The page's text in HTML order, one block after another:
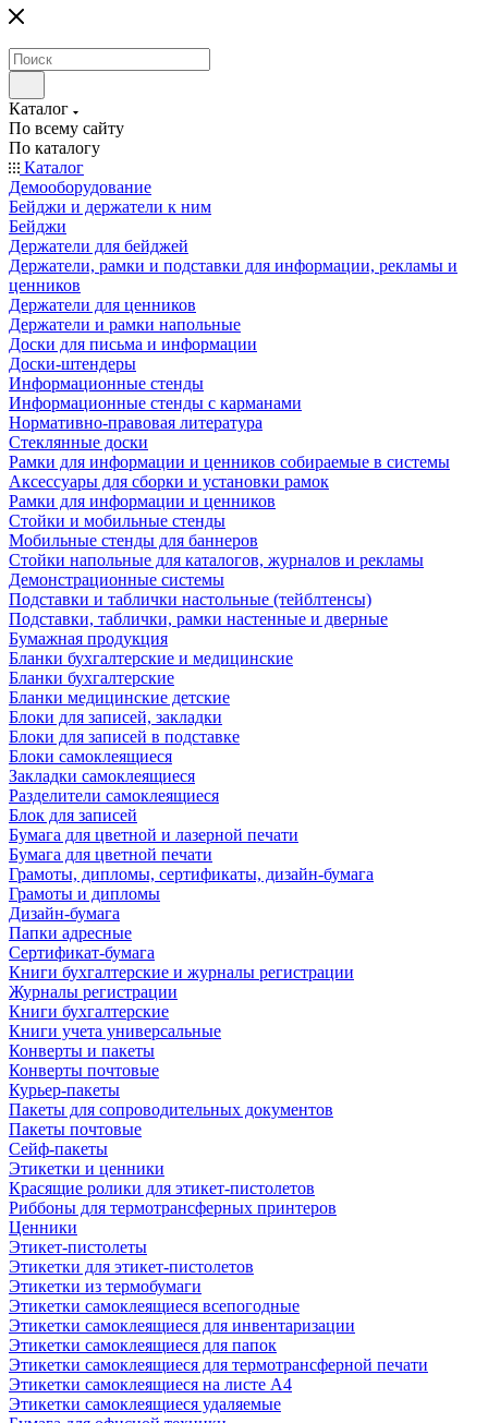
Каталог
По всему сайту
По каталогу
Каталог
Демооборудование
Бейджи и держатели к ним
Бейджи
Держатели для бейджей
Держатели, рамки и подставки для информации, рекламы и
ценников
Держатели для ценников
Держатели и рамки напольные
Доски для письма и информации
Доски-штендеры
Информационные стенды
Информационные стенды с карманами
Нормативно-правовая литература
Стеклянные доски
Рамки для информации и ценников собираемые в системы
Аксессуары для сборки и установки рамок
Рамки для информации и ценников
Стойки и мобильные стенды
Мобильные стенды для баннеров
Стойки напольные для каталогов, журналов и рекламы
Демонстрационные системы
Подставки и таблички настольные (тейблтенсы)
Подставки, таблички, рамки настенные и дверные
Бумажная продукция
Бланки бухгалтерские и медицинские
Бланки бухгалтерские
Бланки медицинские детские
Блоки для записей, закладки
Блоки для записей в подставке
Блоки самоклеящиеся
Закладки самоклеящиеся
Разделители самоклеящиеся
Блок для записей
Бумага для цветной и лазерной печати
Бумага для цветной печати
Грамоты, дипломы, сертификаты, дизайн-бумага
Грамоты и дипломы
Дизайн-бумага
Папки адресные
Сертификат-бумага
Книги бухгалтерские и журналы регистрации
Журналы регистрации
Книги бухгалтерские
Книги учета универсальные
Конверты и пакеты
Конверты почтовые
Курьер-пакеты
Пакеты для сопроводительных документов
Пакеты почтовые
Сейф-пакеты
Этикетки и ценники
Красящие ролики для этикет-пистолетов
Риббоны для термотрансферных принтеров
Ценники
Этикет-пистолеты
Этикетки для этикет-пистолетов
Этикетки из термобумаги
Этикетки самоклеящиеся всепогодные
Этикетки самоклеящиеся для инвентаризации
Этикетки самоклеящиеся для папок
Этикетки самоклеящиеся для термотрансферной печати
Этикетки самоклеящиеся на листе А4
Этикетки самоклеящиеся удаляемые